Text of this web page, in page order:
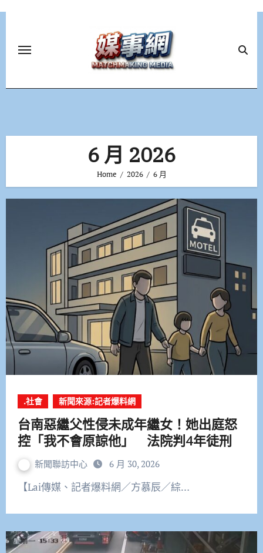
6 月 2026
Home 2026 6 月
.社會 新聞來源:記者爆料網
台南惡繼父性侵未成年繼女！她出庭怒
控「我不會原諒他」 法院判4年徒刑
新聞聯訪中心 6 月 30, 2026
【Lai傳媒、記者爆料網／方慕辰／綜…